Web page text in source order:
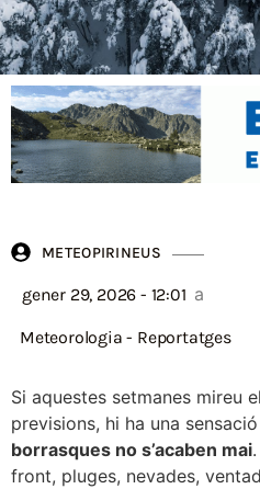
METEOPIRINEUS
gener 29, 2026 - 12:01 a
Meteorologia - Reportatges
Si aquestes setmanes mireu
previsions, hi ha una
borrasques no s’acaben mai
front, pluges, nevades,